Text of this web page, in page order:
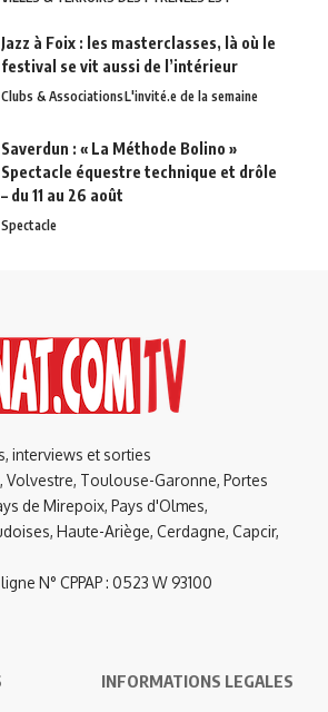
Jazz à Foix : les masterclasses, là où le
festival se vit aussi de l’intérieur
Clubs & AssociationsL'invité.e de la semaine
Saverdun : « La Méthode Bolino »
Spectacle équestre technique et drôle
– du 11 au 26 août
Spectacle
interviews et sorties
Volvestre, Toulouse-Garonne, Portes
de Mirepoix, Pays d'Olmes,
Haute-Ariège, Cerdagne, Capcir,
N° CPPAP : 0523 W 93100
INFORMATIONS LEGALES